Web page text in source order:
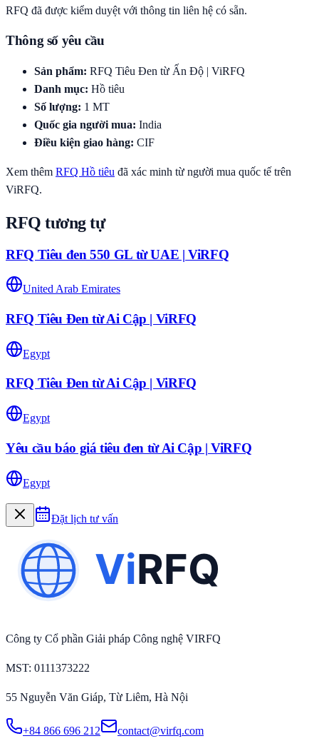
RFQ đã được kiểm duyệt với thông tin liên hệ có sẵn.
Thông số yêu cầu
Sản phẩm: RFQ Tiêu Đen từ Ấn Độ | ViRFQ
Danh mục: Hồ tiêu
Số lượng: 1 MT
Quốc gia người mua: India
Điều kiện giao hàng: CIF
Xem thêm RFQ Hồ tiêu đã xác minh từ người mua quốc tế trên
ViRFQ.
RFQ tương tự
RFQ Tiêu đen 550 GL từ UAE | ViRFQ
United Arab Emirates
RFQ Tiêu Đen từ Ai Cập | ViRFQ
Egypt
RFQ Tiêu Đen từ Ai Cập | ViRFQ
Egypt
Yêu cầu báo giá tiêu đen từ Ai Cập | ViRFQ
Egypt
Đặt lịch tư vấn
Công ty Cổ phần Giải pháp Công nghệ VIRFQ
MST: 0111373222
55 Nguyễn Văn Giáp, Từ Liêm, Hà Nội
+84 866 696 212 contact@virfq.com